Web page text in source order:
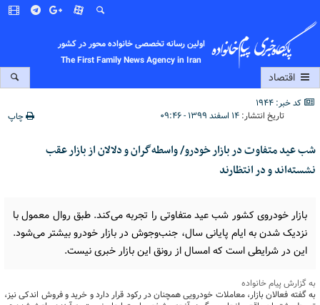
اولین رسانه تخصصی خانواده محور در کشور
The First Family News Agency in Iran
اقتصاد
کد خبر: 1944
تاریخ انتشار:۱۴ اسفند ۱۳۹۹ - ۰۹:۴۶ چاپ
شب عید متفاوت در بازار خودرو/ واسطه‌گران و دلالان از بازار عقب
نشسته‌اند و در انتظارند
بازار خودروی کشور شب عید متفاوتی را تجربه می‌کند. طبق روال معمول با
نزدیک شدن به ایام پایانی سال، جنب‌وجوش در بازار خودرو بیشتر می‌شود.
این در شرایطی است که امسال از رونق این بازار خبری نیست.
به گزارش پیام خانواده
به گفته فعالان بازار، معاملات خودرویی همچنان در رکود قرار دارد و خرید و فروش اندکی نیز،